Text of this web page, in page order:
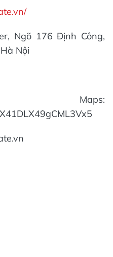
Ngõ 176 Định Công,
Nội